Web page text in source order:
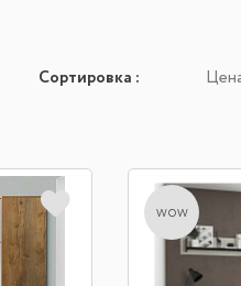
Сортировка :
wow